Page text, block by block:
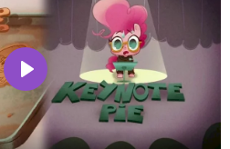
Воспроизвести